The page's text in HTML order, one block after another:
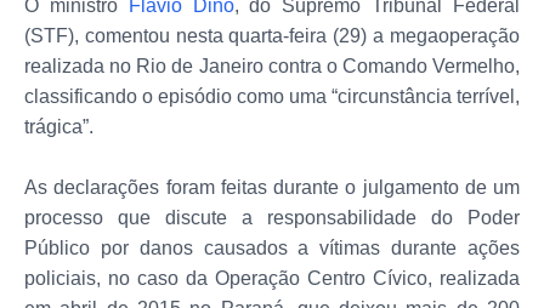
O ministro Flávio Dino, do Supremo Tribunal Federal
(STF), comentou nesta quarta-feira (29) a megaoperação
realizada no Rio de Janeiro contra o Comando Vermelho,
classificando o episódio como uma “circunstância terrível,
trágica”.
As declarações foram feitas durante o julgamento de um
processo que discute a responsabilidade do Poder
Público por danos causados a vítimas durante ações
policiais, no caso da Operação Centro Cívico, realizada